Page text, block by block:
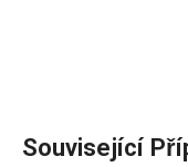
Související